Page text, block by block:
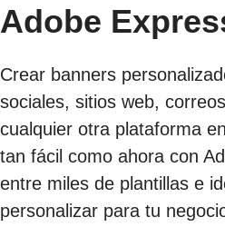
Adobe
Crear banners
sociales, sitios web,
cualquier otra plataforma
tan fácil como ahora con
entre miles de plantillas e
personalizar para tu